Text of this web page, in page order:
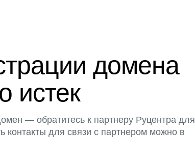
домена
истек
— обратитесь к партнеру Руцентра для
контакты для связи с партнером можно в